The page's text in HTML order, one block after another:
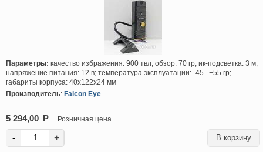
Параметры: качество избражения: 900 твл; обзор: 70 гр; ик-подсветка: 3 м;
напряжение питания: 12 в; температура эксплуатации: -45...+55 гр;
габариты корпуса: 40х122х24 мм
Производитель: Falcon Eye
5 294,00 P Розничная цена
- +